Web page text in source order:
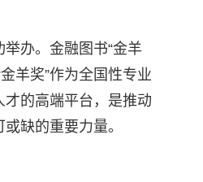
办。金融图书“金羊
羊奖”作为全国性专业
的高端平台，是推动
缺的重要力量。